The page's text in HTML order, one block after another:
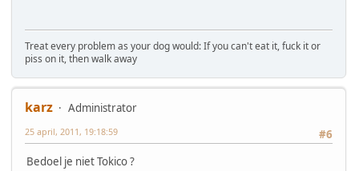
Treat every problem as your dog would: If you can't eat it, fuck it or
piss on it, then walk away
karz
Administrator
#6
25 april, 2011, 19:18:59
Bedoel je niet Tokico ?